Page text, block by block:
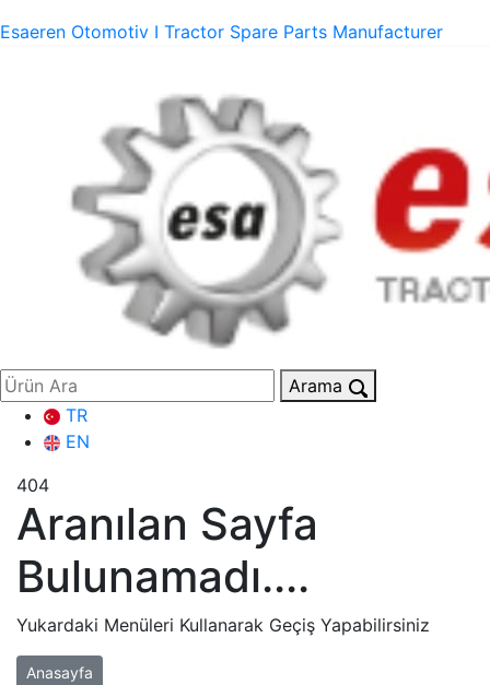
Esaeren Otomotiv I Tractor Spare Parts Manufacturer
Arama
TR
EN
404
Aranılan Sayfa
Bulunamadı....
Yukardaki Menüleri Kullanarak Geçiş Yapabilirsiniz
Anasayfa